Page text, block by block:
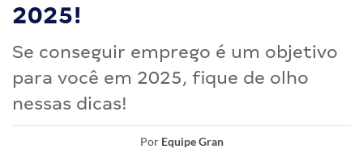
2025!
Se conseguir emprego é um objetivo
para você em 2025, fique de olho
nessas dicas!
Por Equipe Gran